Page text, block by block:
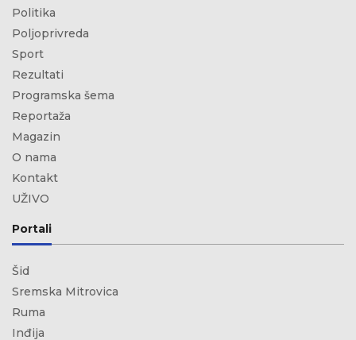
Politika
Poljoprivreda
Sport
Rezultati
Programska šema
Reportaža
Magazin
O nama
Kontakt
UŽIVO
Portali
Šid
Sremska Mitrovica
Ruma
Inđija